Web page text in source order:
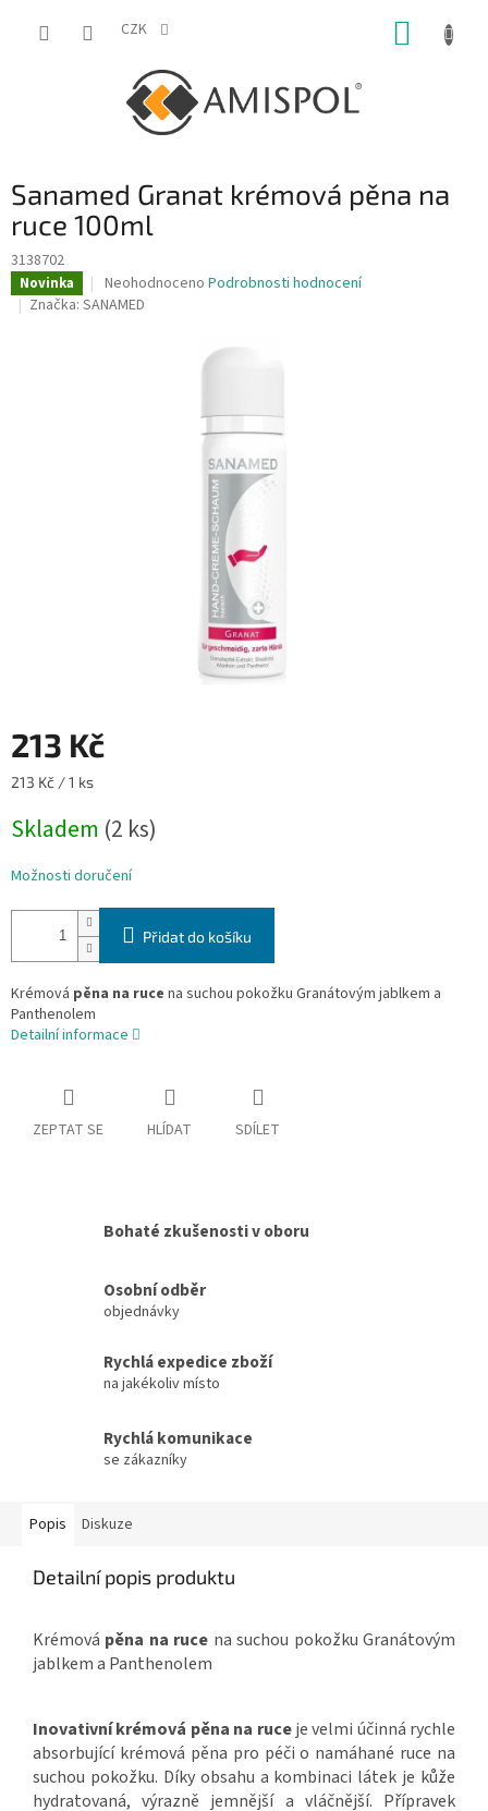
CZK
Sanamed Granat krémová pěna na
ruce 100ml
3138702
Novinka
Průměrné
hodnocení
Neohodnoceno Podrobnosti hodnocení
Značka: SANAMED
213 Kč
Měrná
213 Kč / 1 ks
Skladem (2 ks)
Možnosti doručení
Přidat do košíku
Krémová pěna na ruce na suchou pokožku Granátovým jablkem a
Panthenolem
Detailní informace
ZEPTAT SE HLÍDAT SDÍLET
Bohaté zkušenosti v oboru
Osobní odběr
objednávky
Rychlá expedice zboží
na jakékoliv místo
Rychlá komunikace
se zákazníky
Popis Diskuze
Detailní popis produktu
Krémová pěna na ruce na suchou pokožku Granátovým
jablkem a Panthenolem
Inovativní krémová pěna na ruceje velmi účinná rychle
absorbující krémová pěna pro péči o namáhané ruce na
suchou pokožku. Díky obsahu a kombinaci látek je kůže
hydratovaná, výrazně jemnější a vláčnější. Přípravek